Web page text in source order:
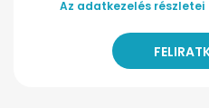
Az adatkezelés részletei